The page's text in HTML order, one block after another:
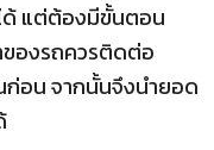
ด้ แต่ต้องมีขั้นตอน
ของรถควรติดต่อ
อน จากนั้นจึงนำยอด